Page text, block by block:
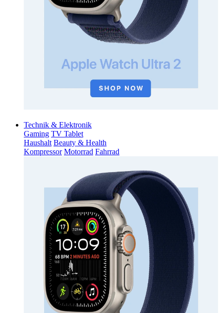
Technik & Elektronik
Gaming TV Tablet
Haushalt Beauty & Health
Kompressor Motorrad Fahrrad